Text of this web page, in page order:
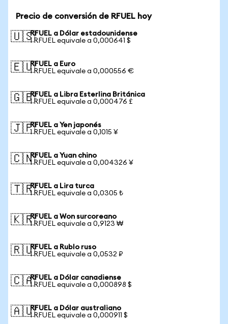
Precio de conversión de RFUEL hoy
🇺🇸RFUEL a Dólar estadounidense
1 RFUEL equivale a 0,000641 $
🇪🇺RFUEL a Euro
1 RFUEL equivale a 0,000556 €
🇬🇧RFUEL a Libra Esterlina Británica
1 RFUEL equivale a 0,000476 £
🇯🇵RFUEL a Yen japonés
1 RFUEL equivale a 0,1015 ¥
🇨🇳RFUEL a Yuan chino
1 RFUEL equivale a 0,004326 ¥
🇹🇷RFUEL a Lira turca
1 RFUEL equivale a 0,0305 ₺
🇰🇷RFUEL a Won surcoreano
1 RFUEL equivale a 0,9123 ₩
🇷🇺RFUEL a Rublo ruso
1 RFUEL equivale a 0,0532 ₽
🇨🇦RFUEL a Dólar canadiense
1 RFUEL equivale a 0,000898 $
🇦🇺RFUEL a Dólar australiano
1 RFUEL equivale a 0,000911 $